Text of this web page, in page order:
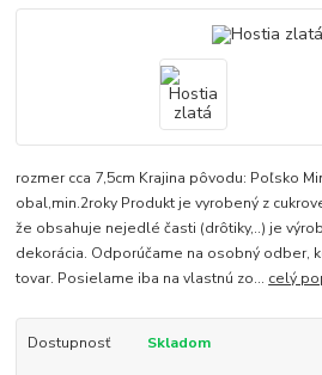
rozmer cca 7,5cm Krajina pôvodu: Poľsko
obal,min.2roky Produkt je vyrobený z
že obsahuje nejedlé časti (drôtiky,..) je
dekorácia. Odporúčame na osobný odber,
tovar. Posielame iba na vlastnú zo... celý
Dostupnosť Skladom